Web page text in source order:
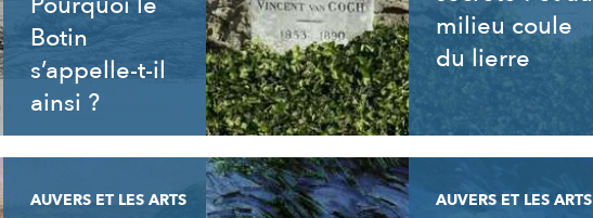
Botin
s’appelle-t-il
ainsi ?
milieu coule
du lierre
AUVERS ET LES ARTS
AUVERS ET LES ARTS